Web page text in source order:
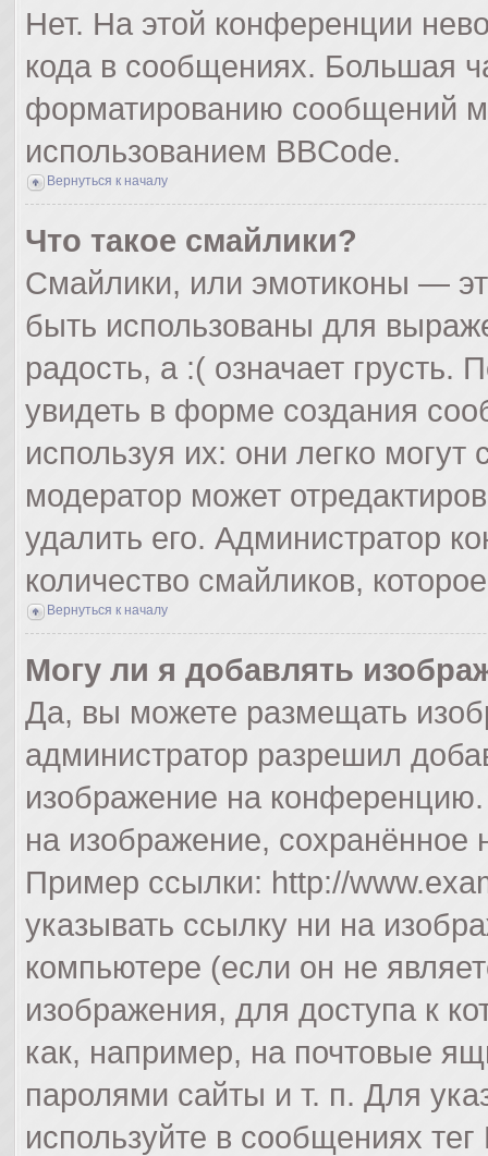
Нет. На этой конференции
кода в сообщениях. Большая
форматированию сообщений
использованием BBCode.
Вернуться к началу
Что такое смайлики?
Смайлики, или эмотиконы —
быть использованы для
радость, а :( означает
увидеть в форме создания
используя их: они легко
модератор может
удалить его. Администратор
количество смайликов,
Вернуться к началу
Могу ли я добавлять
Да, вы можете размещать
администратор разрешил
изображение на
на изображение,
Пример ссылки: http://
указывать ссылку ни на
компьютере (если он не
изображения, для доступа к
как, например, на почтовые
паролями сайты и т. п. Для
используйте в сообщениях